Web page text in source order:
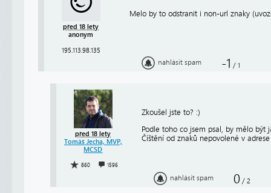
před 18 lety
anonym
195.113.98.135
Melo by to odstranit i non-url znaky
nahlásit spam -1 / 1
před 18 lety
Tomáš Jecha, MVP,
MCSD
860 1596
Zkoušel jste to? :)
Podle toho co jsem psal, by mělo být
Číštění od znaků nepovolené v
nahlásit spam 0 / 2